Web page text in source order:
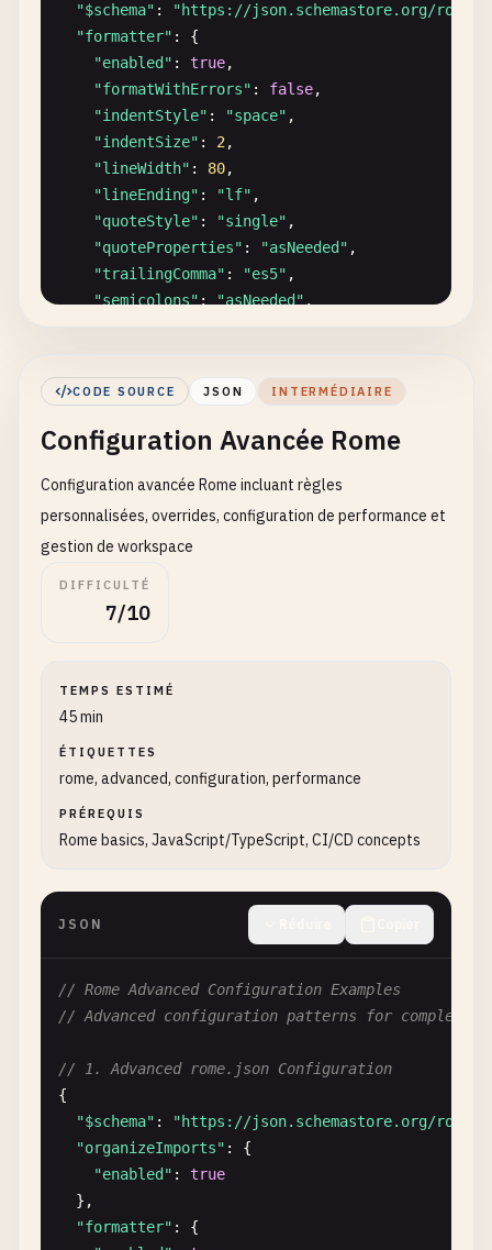
"$schema" : "https://json.schemastore.org/rome"
"formatter" : {
"enabled" : true,
"formatWithErrors" : false,
"indentStyle" : "space" ,
"indentSize" : 2 ,
"lineWidth" : 80,
"lineEnding" : "lf" ,
"quoteStyle" : "single" ,
"quoteProperties" : "asNeeded" ,
"trailingComma" : "es5" ,
"semicolons" : "asNeeded" ,
"bracketSameLine"
false,
"jsxQuoteStyle"
"quoteProperties" : "preserve"
"linter": {
"enabled": true,
"rules"
}
"quoteStyle"
"quoteProperties"
"trailingComma": "es5",
"bracketSpacing"
true
  },
"typescript": {
"formatter": {
"quoteStyle": "single",
"quoteProperties": "asNeeded",
"semicolons": "asNeeded",
"arrowParentheses"
"bracketSpacing"
}
CODE SOURCE JSON INTERMÉDIAIRE
Configuration Avancée Rome
Configuration avancée Rome incluant règles
personnalisées, overrides, configuration de performance et
gestion de workspace
DIFFICULTÉ
7/10
TEMPS ESTIMÉ
45 min
ÉTIQUETTES
rome, advanced, configuration, performance
PRÉREQUIS
Rome basics, JavaScript/TypeScript, CI/CD concepts
JSON
// Rome Advanced Configuration Examples
// Advanced configuration patterns for complex
// 1. Advanced rome.json Configuration
{
"$schema" : "https://json.schemastore.org/rome"
"organizeImports" : {
"enabled" : true
},
"formatter" : {